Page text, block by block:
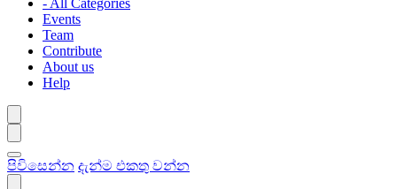
- All Categories
Events
Team
Contribute
About us
Help
පිවිසෙන්න දැන්ම එකතු වන්න